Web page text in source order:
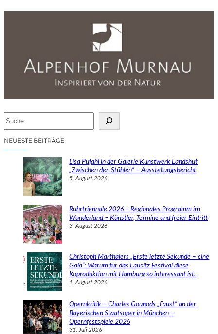
cNEUESTE BEITRÄGE
Lisa Pufahl in der Galerie Kunstwerk Landshut
„Zwischen den Stühlen“ – Ausstellungsbericht
5. August 2026
Ruhrtriennale 2026 – Regionales Programm im
Wunderland – Künstler, Termine und freier Eintritt
3. August 2026
Christoph Marthalers „Erste letzte Sekunde – eine
Gala“: Warum für das Lausitz Festival diese
Koproduktion mit Hamburg so interessant ist.
1. August 2026
Opernkritik – Charles Gounods „Faust“ an der
Bayerischen Staatsoper in München –
Opernfestspiele 2026
31. Juli 2026